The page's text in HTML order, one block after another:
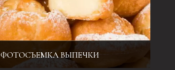
ФОТОСЪЕМКА ВЫПЕЧКИ